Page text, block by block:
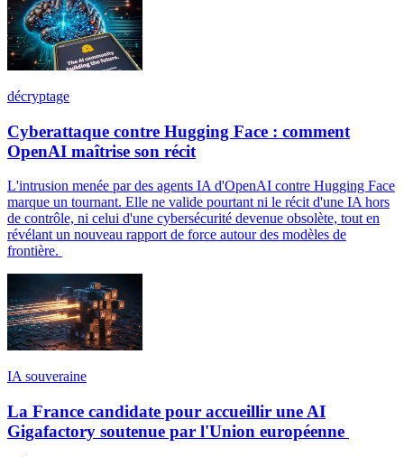
décryptage
Cyberattaque contre Hugging Face : comment
OpenAI maîtrise son récit
L'intrusion menée par des agents IA d'OpenAI contre Hugging Face
marque un tournant. Elle ne valide pourtant ni le récit d'une IA hors
de contrôle, ni celui d'une cybersécurité devenue obsolète, tout en
révélant un nouveau rapport de force autour des modèles de
frontière.
IA souveraine
La France candidate pour accueillir une AI
Gigafactory soutenue par l'Union européenne